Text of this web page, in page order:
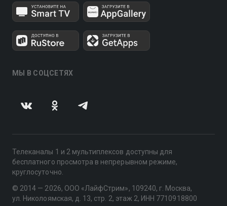
МЫ В СОЦСЕТЯХ
Телеканалы 1 и 2 мультиплексов доступны для
бесплатного просмотра в непрерывном режиме,
круглосуточно.
© 2014 — 2026, ООО «ЛайфСтрим», 109240, г. Москва,
ул. Николоямская, д. 13, стр. 2, этаж 2, ИНН 7710918800